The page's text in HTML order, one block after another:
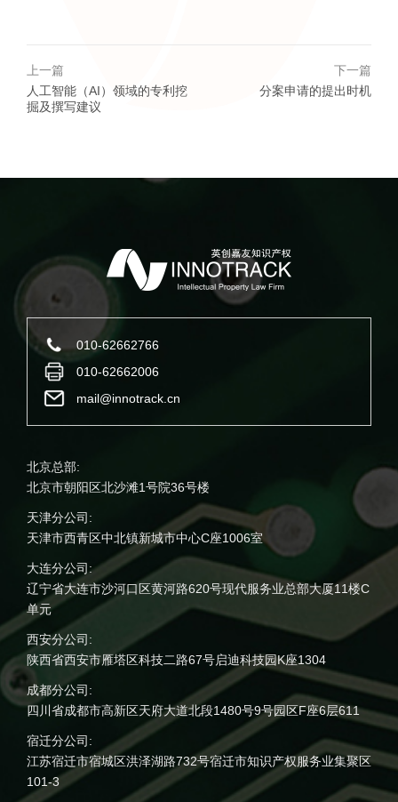
上一篇
人工智能（AI）领域的专利挖
掘及撰写建议
下一篇
分案申请的提出时机
010-62662766
010-62662006
mail@innotrack.cn
北京总部:
北京市朝阳区北沙滩1号院36号楼
天津分公司:
天津市西青区中北镇新城市中心C座1006室
大连分公司:
辽宁省大连市沙河口区黄河路620号现代服务业总部大厦11楼C
单元
西安分公司:
陕西省西安市雁塔区科技二路67号启迪科技园K座1304
成都分公司:
四川省成都市高新区天府大道北段1480号9号园区F座6层611
宿迁分公司:
江苏宿迁市宿城区洪泽湖路732号宿迁市知识产权服务业集聚区
101-3